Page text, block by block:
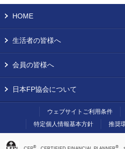
HOME
生活者の皆様へ
会員の皆様へ
日本FP協会について
ウェブサイトご利用条件
特定個人情報基本方針
推奨
® ®